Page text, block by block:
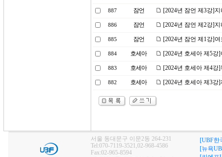
887 잠언 [2024년 잠언 제3강]
886 잠언 [2024년 잠언 제2강]
885 잠언 [2024년 잠언 제1강]
884 호세아 [2024년 호세아 제5강
883 호세아 [2024년 호세아 제4강
882 호세아 [2024년 호세아 제3
서울 동대문구 이문2동 264-231
Tel:070-7119-3521,02-968-4586
Fax:02-965-8594
[UBF한
[뉴욕